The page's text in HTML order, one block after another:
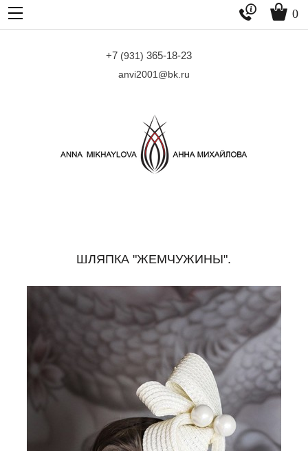
+7 (931) 365-18-23
anvi2001@bk.ru
  0
ШЛЯПКА "ЖЕМЧУЖИНЫ".